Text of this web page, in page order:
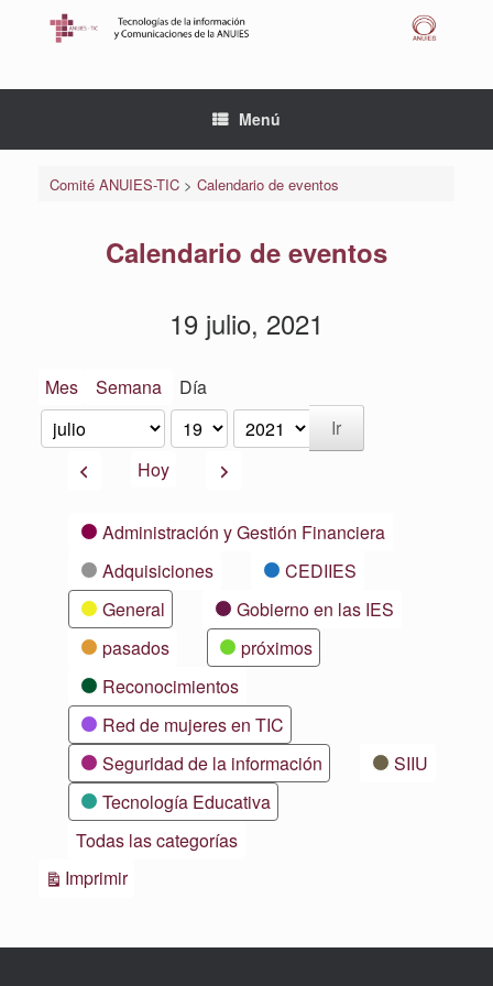
Menú
Comité ANUIES-TIC> Calendario de eventos
Calendario de eventos
19 julio, 2021
Mes Semana Día
Mes
Día
Año
AnteriorHoy Siguiente
CategoríasAdministración y Gestión Financiera
Adquisiciones
CEDIIES
General
Gobierno en las IES
pasados
próximos
Reconocimientos
Red de mujeres en TIC
Seguridad de la información
SIIU
Tecnología Educativa
Todas las categorías
ImprimirVistas